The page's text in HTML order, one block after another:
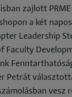
zajlott PRME
a két
Leadership
Faculty
Petrát
vesz